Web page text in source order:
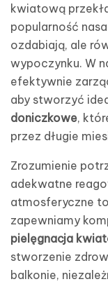
kwiatową
popularność
ozdabiają, ale
wypoczynku. W
efektywnie
aby stworzyć
doniczkowe,
przez długie
Zrozumienie
adekwatne
atmosferyczne
zapewniamy
pielęgnacja
stworzenie
balkonie,